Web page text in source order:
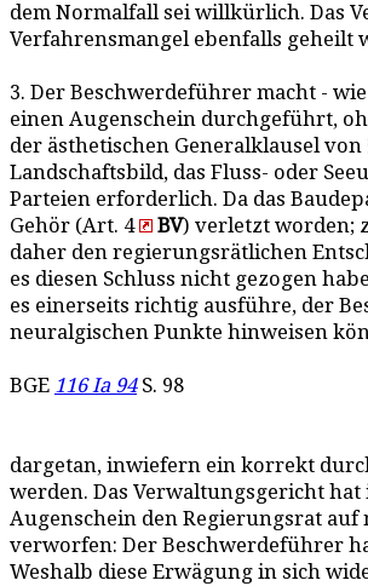
dem Normalfall sei willkürlich. Das
Verfahrensmangel ebenfalls geheilt
3. Der Beschwerdeführer macht -
einen Augenschein durchgeführt,
der ästhetischen Generalklausel
Landschaftsbild, das Fluss- oder
Parteien erforderlich. Da das
Gehör (Art. 4
BV) verletzt worden;
daher den regierungsrätlichen
es diesen Schluss nicht gezogen
es einerseits richtig ausführe, der
neuralgischen Punkte hinweisen
BGE 116 Ia 94S. 98
dargetan, inwiefern ein korrekt
werden. Das Verwaltungsgericht
Augenschein den Regierungsrat
verworfen: Der Beschwerdeführer
Weshalb diese Erwägung in sich